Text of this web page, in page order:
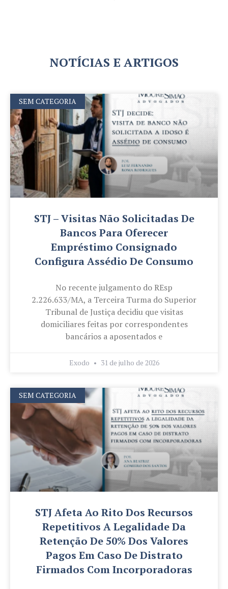
NOTÍCIAS E ARTIGOS
SEM CATEGORIA
STJ – Visitas Não Solicitadas De
Bancos Para Oferecer
Empréstimo Consignado
Configura Assédio De Consumo
No recente julgamento do REsp
2.226.633/MA, a Terceira Turma do Superior
Tribunal de Justiça decidiu que visitas
domiciliares feitas por correspondentes
bancários a aposentados e
Exodo 31 de julho de 2026
SEM CATEGORIA
STJ Afeta Ao Rito Dos Recursos
Repetitivos A Legalidade Da
Retenção De 50% Dos Valores
Pagos Em Caso De Distrato
Firmados Com Incorporadoras